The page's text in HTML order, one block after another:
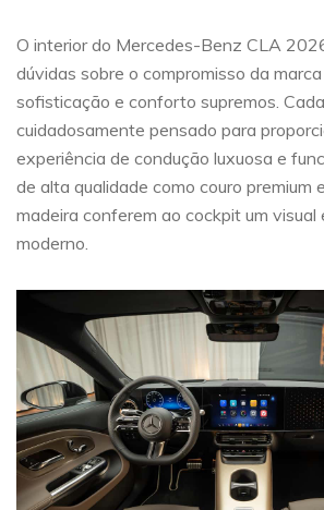
O interior do Mercedes-Benz CLA
dúvidas sobre o compromisso da
sofisticação e conforto supremos.
cuidadosamente pensado para
experiência de condução luxuosa e
de alta qualidade como couro premium
madeira conferem ao cockpit um visual
moderno.